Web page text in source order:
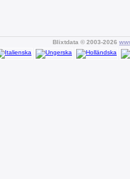
Blixtdata © 2003-2026